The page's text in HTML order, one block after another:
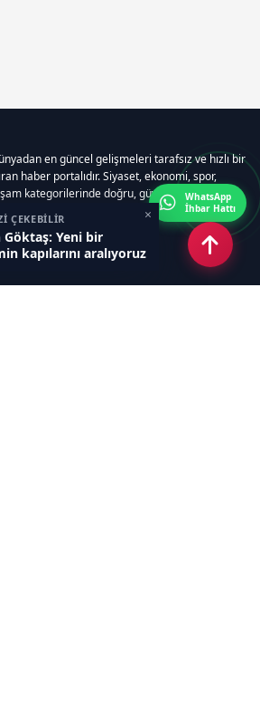
ÇEKEBİLİR
Göktaş: Yeni bir
kapılarını aralıyoruz
×
en güncel gelişmeleri tarafsız ve hızlı bir
haber portalıdır. Siyaset, ekonomi, spor,
kategorilerinde doğru, güvenilir ve anlık
WhatsApp
İhbar Hattı